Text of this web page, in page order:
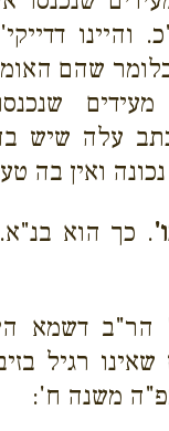
והיינו
שהם
עלה שיש
ואין בה
. כך הוא
הר"ב דשמא
רגיל
משנה ח':